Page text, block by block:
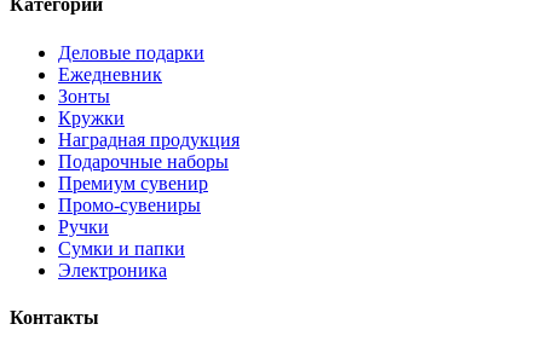
Категории
Деловые подарки
Ежедневник
Зонты
Кружки
Наградная продукция
Подарочные наборы
Премиум сувенир
Промо-сувениры
Ручки
Сумки и папки
Электроника
Контакты